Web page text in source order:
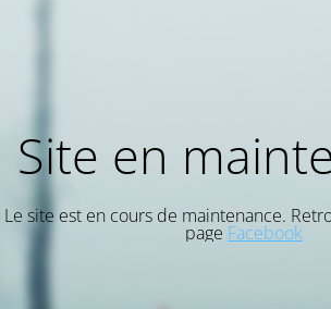
Site en
Le site est en cours de maintenance.
page Facebook